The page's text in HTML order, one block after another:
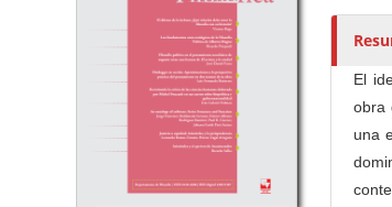
r
s
El
obra
una